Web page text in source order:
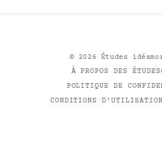
© 2026 Études
À PROPOS DES ÉTUDES
POLITIQUE DE
CONDITIONS D'UTILISATION